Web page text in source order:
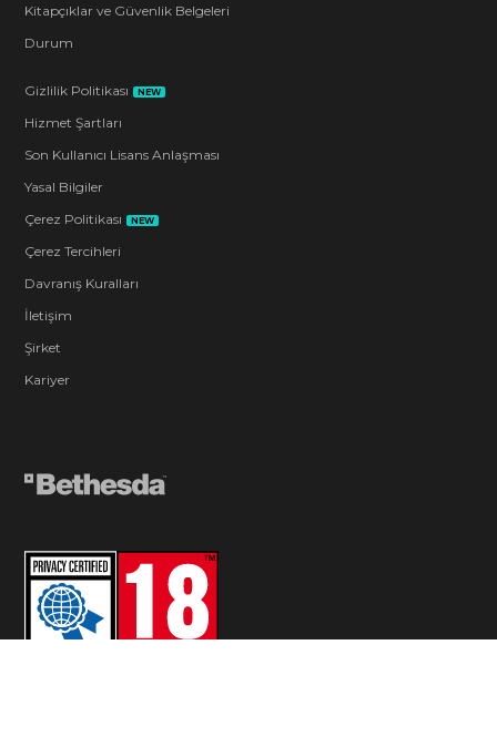
Kitapçıklar ve Güvenlik Belgeleri
Durum
Gizlilik Politikası NEW
Hizmet Şartları
Son Kullanıcı Lisans Anlaşması
Yasal Bilgiler
Çerez Politikası
NEW
Çerez Tercihleri
Davranış Kuralları
İletişim
Şirket
Kariyer